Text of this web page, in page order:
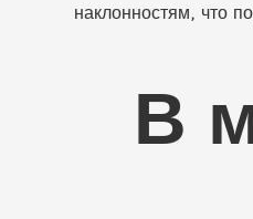
наклонностям, что
В